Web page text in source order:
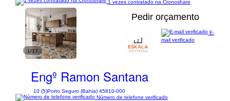
1 vezes contratado na Cronoshare
1/17
Pedir orçamento
Engº Ramon Santana
10 (5)Porto Seguro (Bahia) 45810-000
E-
mail verificado
Número de telefone verificado